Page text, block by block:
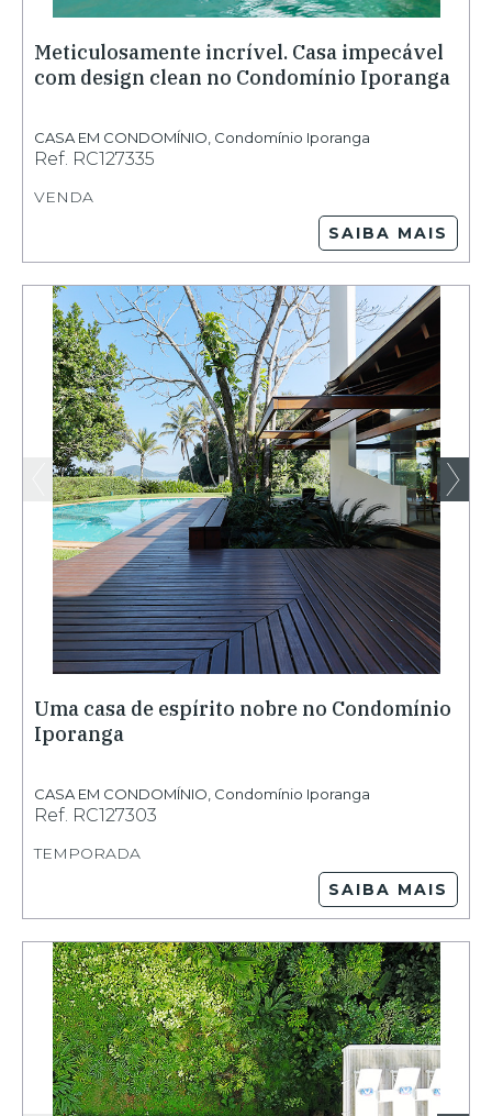
Meticulosamente incrível. Casa impecável
com design clean no Condomínio Iporanga
CASA EM CONDOMÍNIO Condomínio Iporanga
Ref. RC127335
VENDA
SAIBA MAIS
Uma casa de espírito nobre no Condomínio
Iporanga
CASA EM CONDOMÍNIO Condomínio Iporanga
Ref. RC127303
TEMPORADA
SAIBA MAIS